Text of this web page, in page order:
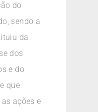
do
sendo a
da
dos
e do
que
ações e